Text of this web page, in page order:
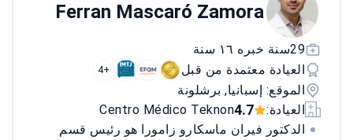
Ferran Mascaró Zamora
29سنة خبره ١٦ سنة
العيادة معتمدة من قبل
+4
الموقع: إسبانيا, برشلونة
العيادة:
4.7
Centro Médico Teknon
الدكتور فيران ماسكارو زامورا هو رئيس قسم